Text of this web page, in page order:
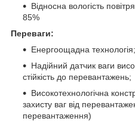
Відносна вологість
85%
Переваги:
Енергоощадна технологія;
Надійний датчик ваги
стійкість до перевантажень;
Високотехнологічна
захисту ваг від
перевантаження)